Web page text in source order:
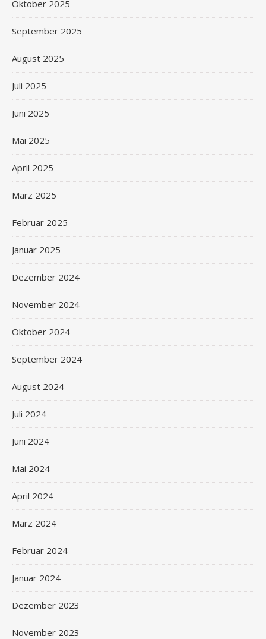
Oktober 2025
September 2025
August 2025
Juli 2025
Juni 2025
Mai 2025
April 2025
März 2025
Februar 2025
Januar 2025
Dezember 2024
November 2024
Oktober 2024
September 2024
August 2024
Juli 2024
Juni 2024
Mai 2024
April 2024
März 2024
Februar 2024
Januar 2024
Dezember 2023
November 2023